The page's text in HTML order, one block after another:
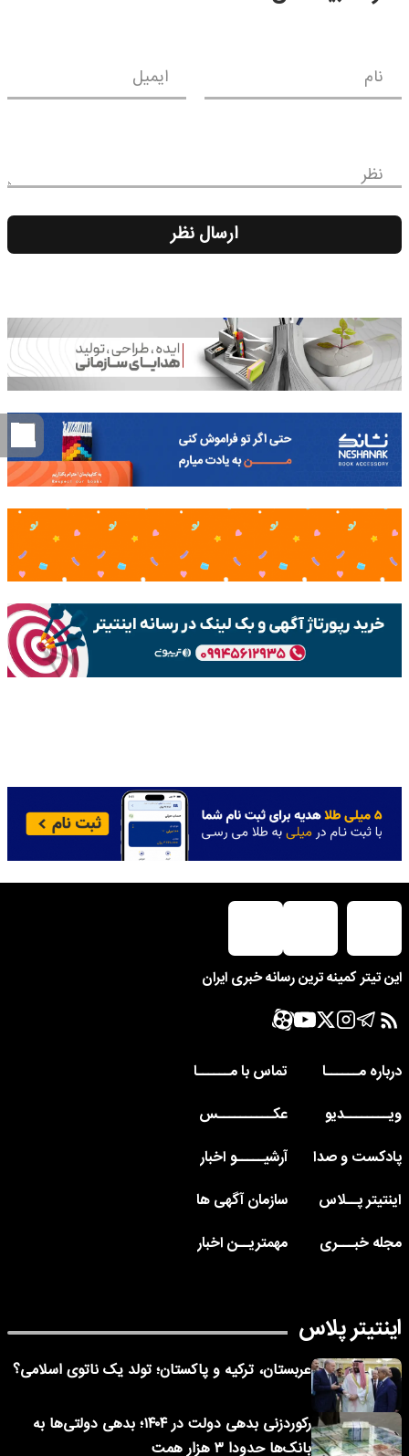
نام ایمیل
نظر
ارسال نظر
این تیتر کمینه ترین رسانه خبری ایران
درباره مــــــا
تماس با مــــــا
ویــــــــدیو
عکــــــــــس
پادکست و صدا
آرشیـــــو اخبار
اینتیتر پــلاس
سازمان آگهی ها
مجله خبـــری
مهمتریــن اخبار
اینتیتر پلاس
عربستان، ترکیه و پاکستان؛ تولد یک ناتوی اسلامی؟
رکوردزنی بدهی دولت در ۱۴۰۴؛ بدهی دولتی‌ها به
بانک‌ها حدودا ۳ هزار همت